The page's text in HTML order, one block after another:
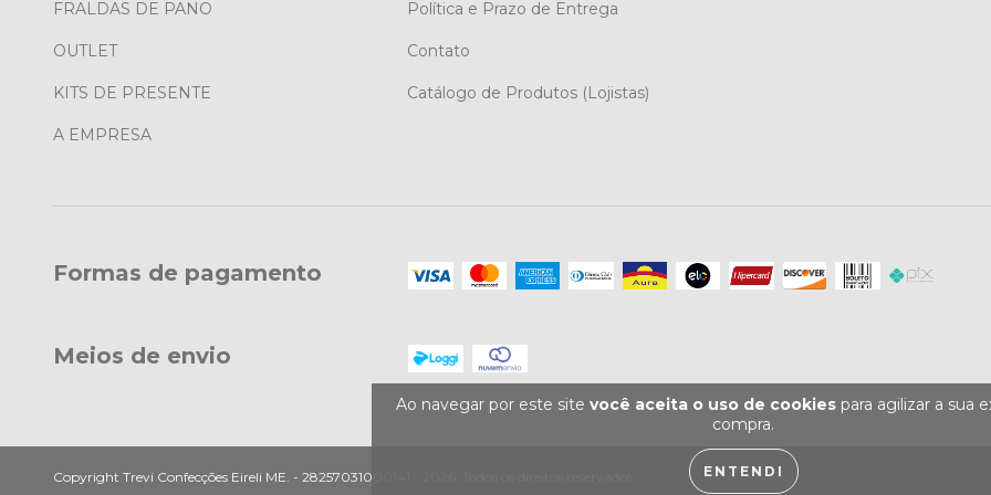
Ao navegar por este site você aceita o uso de cookies para agilizar a sua
compra.
ENTENDI
FRALDAS DE PANO
OUTLET
KITS DE PRESENTE
A EMPRESA
Política e Prazo de Entrega
Contato
Catálogo de Produtos (Lojistas)
Formas de pagamento
Meios de envio
Copyright Trevi Confecções Eireli ME. - 28257031000141 - 2026. Todos os direitos reservados.